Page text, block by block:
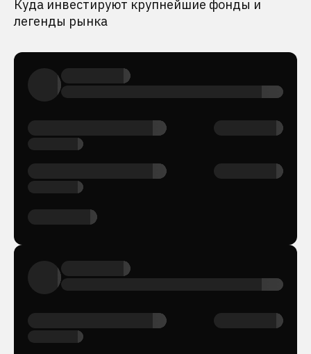
Куда инвестируют крупнейшие фонды и
легенды рынка